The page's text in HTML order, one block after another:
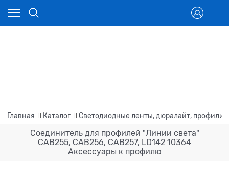
Главная Каталог Светодиодные ленты, дюралайт, профили
Соединитель для профилей "Линии света"
CAB255, CAB256, CAB257, LD142 10364
Аксессуары к профилю